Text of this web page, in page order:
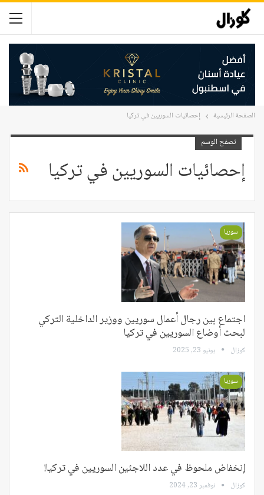
الصفحة الرئيسية إحصائيات السوريين في تركيا
تصفح الوسم
إحصائيات السوريين في تركيا
سوريا
اجتماع بين رجال أعمال سوريين ووزير الداخلية التركي
لبحث أوضاع السوريين في تركيا
كوزال يونيو 23, 2025
سوريا
إنخفاض ملحوظ في عدد اللاجئين السوريين في تركيا!
كوزال نوفمبر 23, 2024